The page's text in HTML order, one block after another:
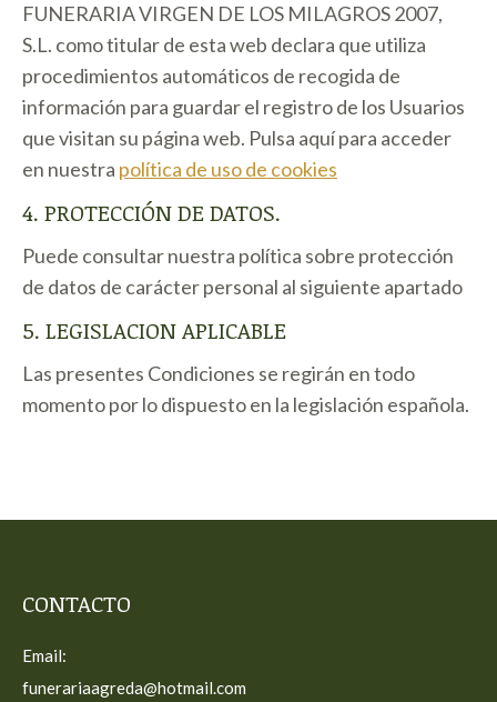
FUNERARIA VIRGEN DE LOS MILAGROS 2007,
S.L. como titular de esta web declara que utiliza
procedimientos automáticos de recogida de
información para guardar el registro de los Usuarios
que visitan su página web. Pulsa aquí para acceder
en nuestra política de uso de cookies
4. PROTECCIÓN DE DATOS.
Puede consultar nuestra política sobre protección
de datos de carácter personal al siguiente apartado
5. LEGISLACION APLICABLE
Las presentes Condiciones se regirán en todo
momento por lo dispuesto en la legislación española.
CONTACTO
Email:
funerariaagreda@hotmail.com